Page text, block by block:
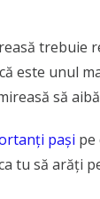
trebuie
este unul
să
pași pe
tu să arăți